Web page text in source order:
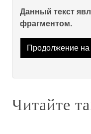
Данный текст
фрагментом.
Продолжение на
Читайте